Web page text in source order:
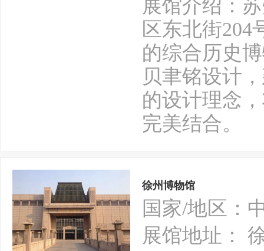
展馆介绍：
区东北街204
的综合历史
贝聿铭设计
的设计理念
完美结合。
徐州博物馆
国家/地区：
展馆地址：